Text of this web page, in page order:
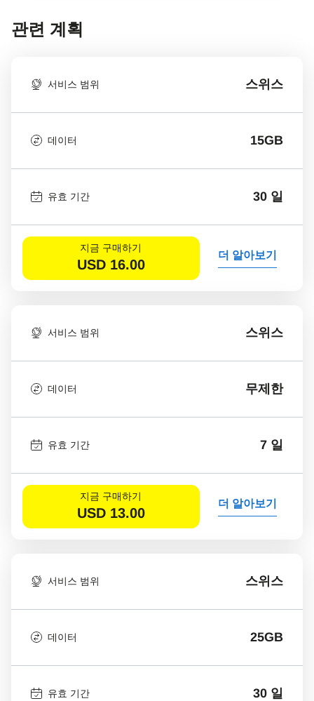
관련 계획
서비스 범위 스위스
데이터 15GB
유효 기간 30 일
지금 구매하기
USD 16.00
더 알아보기
서비스 범위 스위스
데이터 무제한
유효 기간 7 일
지금 구매하기
USD 13.00
더 알아보기
서비스 범위 스위스
데이터 25GB
유효 기간 30 일